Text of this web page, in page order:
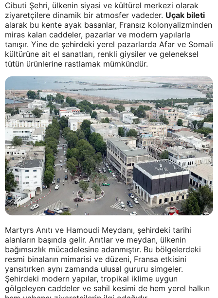
Cibuti Şehri, ülkenin siyasi ve kültürel merkezi olarak
ziyaretçilere dinamik bir atmosfer vadeder. Uçak bileti
alarak bu kente ayak basanlar, Fransız kolonyalizminden
miras kalan caddeler, pazarlar ve modern yapılarla
tanışır. Yine de şehirdeki yerel pazarlarda Afar ve Somali
kültürüne ait el sanatları, renkli giysiler ve geleneksel
tütün ürünlerine rastlamak mümkündür.
Martyrs Anıtı ve Hamoudi Meydanı, şehirdeki tarihi
alanların başında gelir. Anıtlar ve meydan, ülkenin
bağımsızlık mücadelesine adanmıştır. Bu bölgelerdeki
resmi binaların mimarisi ve düzeni, Fransa etkisini
yansıtırken aynı zamanda ulusal gururu simgeler.
Şehirdeki modern yapılar, tropikal iklime uygun
gölgeleyen caddeler ve sahil kesimi de hem yerel halkın